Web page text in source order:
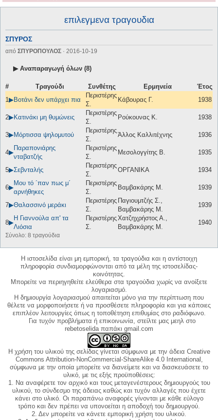
επιλεγμενα τραγουδια
ΣΠΥΡΟΣ
από ΣΠΥΡΟΠΟΥΛΟΣ · 2016-10-19
▶ Αναπαραγωγή όλων (8)
# Τραγούδι Συνθέτης Ερμηνεία
Έτος
1 ▶Βοτάνι δεν υπάρχει πια
Περιστέρης
Σ.
Κάβουρας Γ. 1938
2▶Κατινάκι μη θυμώνεις
Περιστέρης
Σ.
Ρούκουνας Κ. 1938
3▶Μόρτισσα ψηλομυτού
Περιστέρης
Σ.
Άλλος Καλλιτέχνης 1936
4▶
Παραπονιάρης
νταβατζής
Περιστέρης
Σ.
Μεσολογγίτης Β. 1935
5▶Σεβνταλής
Περιστέρης
Σ.
ΟΡΓΑΝΙΚΑ 1934
6▶
Μου τό ´παν πως μ´
αρνήθηκες
Περιστέρης
Σ.
Βαμβακάρης Μ. 1939
7▶Θαλασσινό μεράκι
Περιστέρης
Σ.
Παγιουμτζής Σ.,
Βαμβακάρης Μ.
1939
8▶
Η Γιαννούλα απ' τα
Λιόσια
Περιστέρης
Σ.
Χατζηχρήστος Α.,
Βαμβακάρης Μ.
1940
Σύνολο: 8 τραγούδια
Η ιστοσελίδα είναι μη εμπορική, τα τραγούδια και η αντίστοιχη
πληροφορία συνδιαμορφώνονται από τα μέλη της ιστοσελίδας-
κοινότητας.
Μπορείτε να περιηγηθείτε ελεύθερα στα τραγούδια χωρίς να ανοίξετε
λογαριασμό.
Η δημιουργία λογαριασμού απαιτείται μόνο για την περίπτωση που
θέλετε να μορφοποιήσετε ή να προσθέσετε πληροφορία και για κάποιες
επιπλέον λειτουργίες όπως η τοποθέτηση επιθυμίας στο ραδιόφωνο.
Για τυχόν προβλήματα ή επικοινωνία, στείλτε μας μεηλ στο
rebetoselida παπάκι gmail.com
Η χρήση του υλικού της σελίδας γίνεται σύμφωνα με την άδεια Creative
Commons Attribution-NonCommercial-ShareAlike 4.0 International,
σύμφωνα με την οποία μπορείτε να διανείμετε και να διασκευάσετε το
υλικό, με τις εξής προϋποθέσεις:
1. Να αναφέρετε τον αρχικό και τους μεταγενέστερους δημιουργούς του
υλικού, το σύνδεσμο της άδειας καθώς και τυχόν αλλαγές που έχετε
κάνει στο υλικό. Οι παραπάνω αναφορές γίνονται με κάθε εύλογο
τρόπο και δεν πρέπει να υπονοείται η αποδοχή του δημιουργού.
2. Δεν μπορείτε να κάνετε εμπορική χρήση του υλικού.